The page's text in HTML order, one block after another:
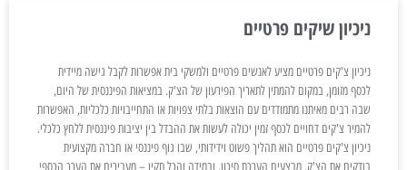
ניכיון שיקים פרטיים
ניכיון צ'קים פרטיים מציע לאנשים פרטיים ולמשקי בית אפשרות לקבל גישה מיידית
לכסף מזומן, במקום להמתין לתאריך הפירעון של הצ'ק. במציאות הפיננסית של היום,
שבה רבים מאיתנו מתמודדים עם הוצאות בלתי צפויות או התחייבויות כלכליות, האפשרות
להמיר צ'קים דחויים לכסף זמין יכולה לעשות את ההבדל בין יציבות פיננסית ללחץ כלכלי.
ניכיון צ'קים פרטיים הוא תהליך פשוט וידידותי, שבו גוף פיננסי או חברה מקצועית